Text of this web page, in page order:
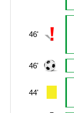
46'
46'
44'